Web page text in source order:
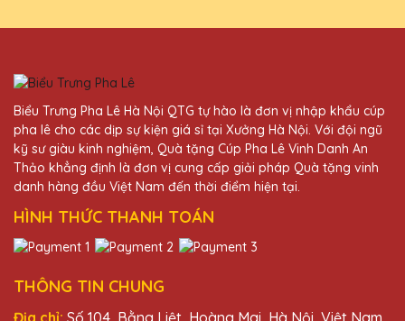
27/11/2025
Tôi vừa nhận được lô cúp pha lê từ Quà
Tặng Pha Lê QTG và thực sự ấn tượng với
chất lượng và thiết kế tinh xảo. Đội ngũ nhân
viên rất chuyên nghiệp và nhiệt tình. Rất
Vũ Văn Quang
27/11/2025
Biểu Trưng Pha Lê Hà Nội QTG tự hào là đơn vị nhập khẩu cúp
pha lê cho các dịp sự kiện giá sỉ tại Xưởng Hà Nội. Với đội ngũ
kỹ sư giàu kinh nghiệm, Quà tặng Cúp Pha Lê Vinh Danh An
Thảo khẳng định là đơn vị cung cấp giải pháp Quà tặng vinh
danh hàng đầu Việt Nam đến thời điểm hiện tại.
HÌNH THỨC THANH TOÁN
THÔNG TIN CHUNG